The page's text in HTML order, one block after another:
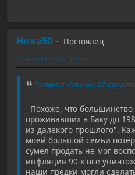
Ника50
Постоялец
07 августа 2018, 16:31:21
Цитата: Слон от 07
Похоже, что
проживавших в Баку до
из далекого прошлого".
моей большой семьи
сумел продать не мог
инфляция 90-х все
наши предки могли